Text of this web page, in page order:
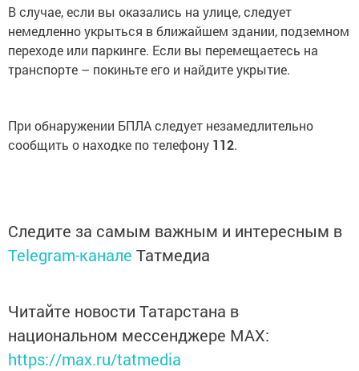
В случае, если вы оказались на улице, следует
немедленно укрыться в ближайшем здании, подземном
переходе или паркинге. Если вы перемещаетесь на
транспорте – покиньте его и найдите укрытие.
При обнаружении БПЛА следует незамедлительно
сообщить о находке по телефону 112.
Следите за самым важным и интересным в
Telegram-канале Татмедиа
Читайте новости Татарстана в
национальном мессенджере MАХ:
https://max.ru/tatmedia